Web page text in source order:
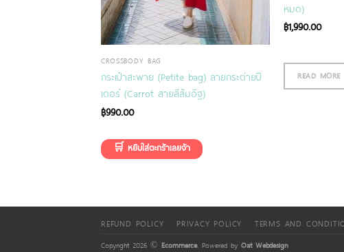
CROSSBODY BAG
กระเป๋าสะพาย (Petite bag) ลายกระต่ายปี
เตอร์ (Carrot สายสีส้มอิฐ)
฿990.00
หมด)
฿1,990.00
READ MORE
REFUND POLICY PRIVACY POLICY TERMS AND
Copyright 2026 © Ecommerce. Powered by Oat Webdesign